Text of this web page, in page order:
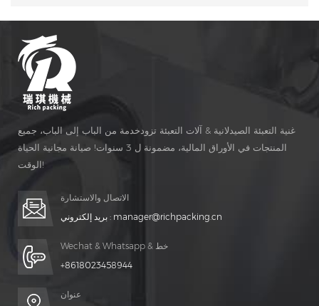
غنية التعبئة الصيدلانية & آلات التعبئة تزودخدمة من الباب إلى الباب، جميع
المنتجات في الأوراق المالية، مضمونة ل 3 سنوات! صيانة مجانية الحياة
الوقت!
الاتصال والاستشارة
بريد إلكتروني : manager@richpacking.cn
Wechat & Whatsapp & خط
+8618023458944
عنوان